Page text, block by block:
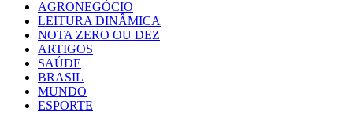
AGRONEGÓCIO
LEITURA DINÂMICA
NOTA ZERO OU DEZ
ARTIGOS
SAÚDE
BRASIL
MUNDO
ESPORTE